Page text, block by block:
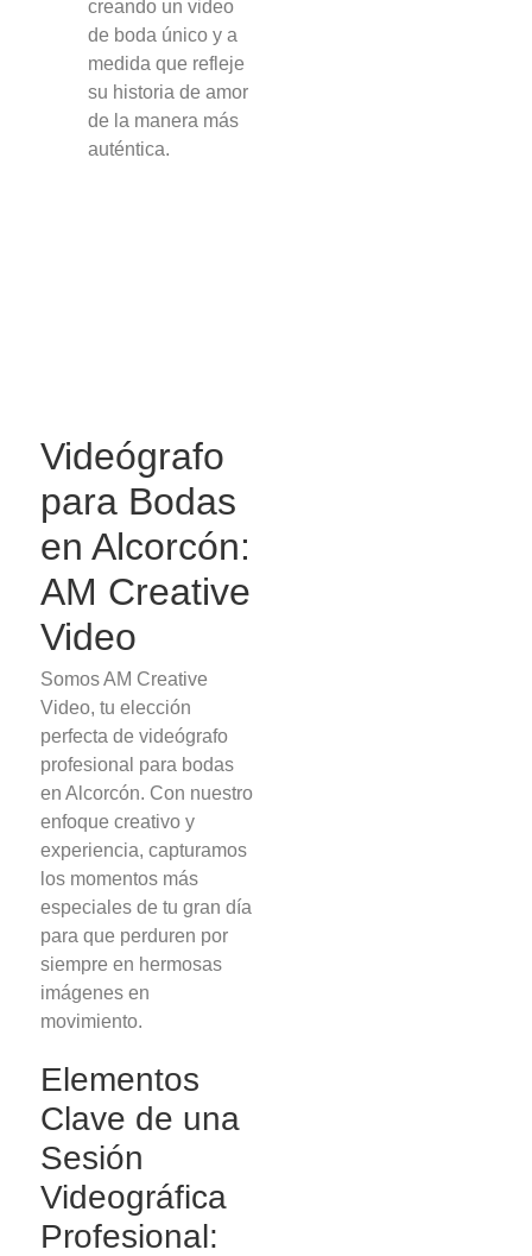
creando un video
de boda único y a
medida que refleje
su historia de amor
de la manera más
auténtica.
Videógrafo
para Bodas
en Alcorcón:
AM Creative
Video
Somos AM Creative
Video, tu elección
perfecta de videógrafo
profesional para bodas
en Alcorcón. Con nuestro
enfoque creativo y
experiencia, capturamos
los momentos más
especiales de tu gran día
para que perduren por
siempre en hermosas
imágenes en
movimiento.
Elementos
Clave de una
Sesión
Videográfica
Profesional: